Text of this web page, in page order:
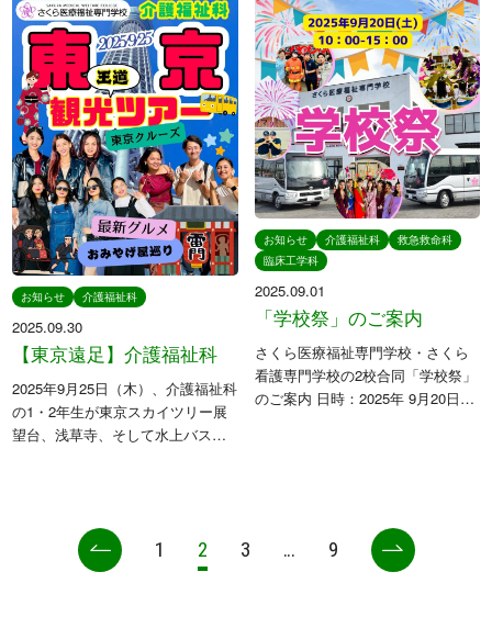
院の取り組みについて、詳しくご
紹介いただきました。 本年度、
[…]
お知らせ 介護福祉科
2025.09.30
【東京遠足】介護福祉科
2025年9月25日（木）、介護福祉科
の1・2年生が東京スカイツリー展
望台、浅草寺、そして水上バスツ
の迫力、浅草の歴史ある風景 […]
お知らせ 介護福祉科
救急救命科
臨床工学科
2025.09.01
「学校祭」のご案内
さくら医療福祉専門学校・さくら
看護専門学校の2校合同「学校祭」
のご案内 日時：2025年 9月20日
1 2 3 … 9